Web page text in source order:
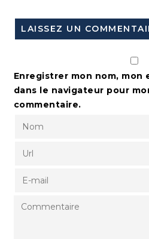
LAISSEZ UN
Enregistrer mon nom, mon
dans le navigateur pour
commentaire.